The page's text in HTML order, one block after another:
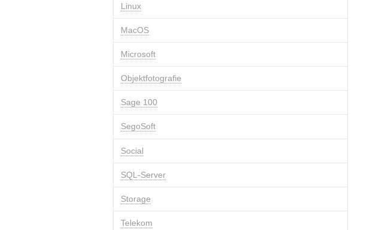
Linux
MacOS
Microsoft
Objektfotografie
Sage 100
SegoSoft
Social
SQL-Server
Storage
Telekom